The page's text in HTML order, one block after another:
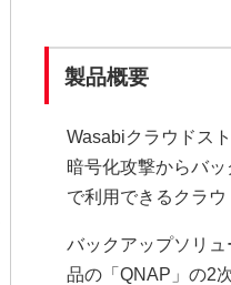
製品概要
Wasabiクラウドス
暗号化攻撃からバッ
で利用できるクラウ
バックアップソリ
品の「QNAP」の2